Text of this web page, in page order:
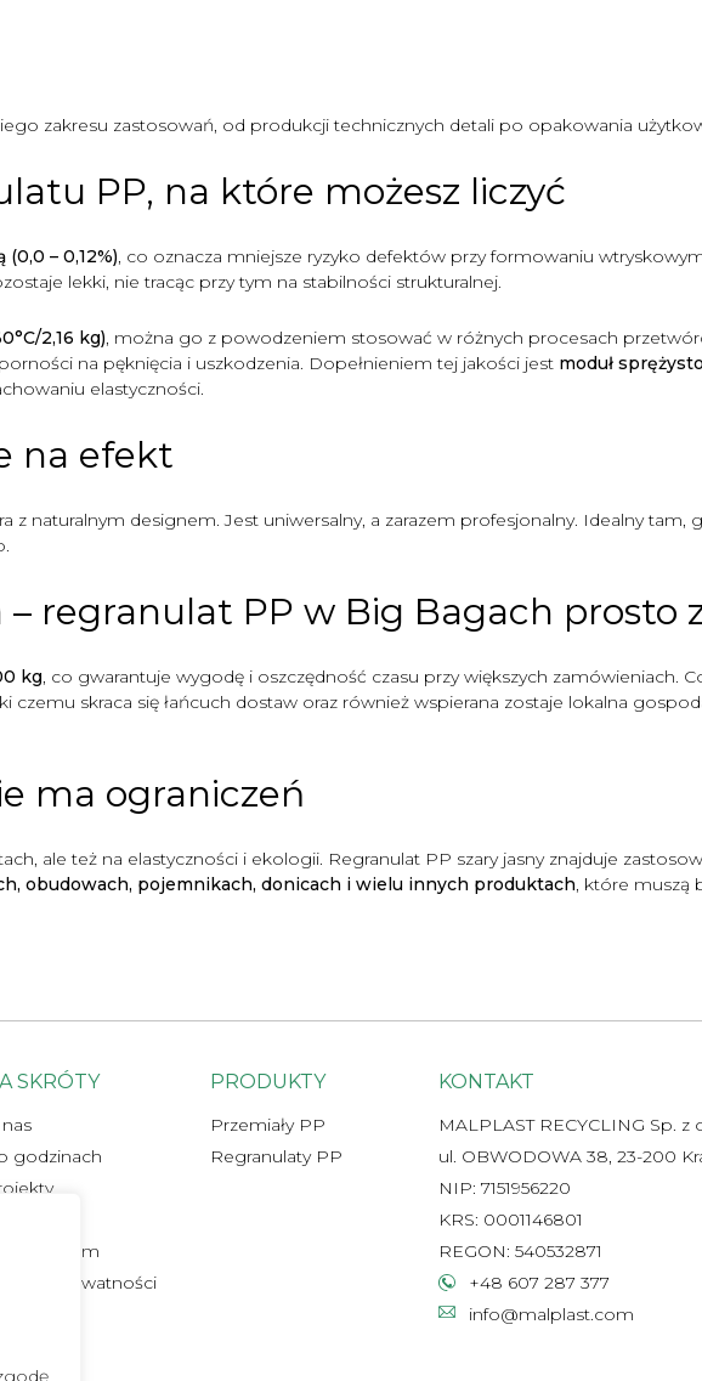
zakresu zastosowań, od produkcji technicznych detali po opakowania
PP, na które możesz liczyć
– 0,12%), co oznacza mniejsze ryzyko defektów przy formowaniu
lekki, nie tracąc przy tym na stabilności strukturalnej.
2,16 kg), można go z powodzeniem stosować w różnych procesach
na pęknięcia i uszkodzenia. Dopełnieniem tej jakości jest moduł
elastyczności.
na efekt
z naturalnym designem. Jest uniwersalny, a zarazem profesjonalny. Idealny tam,
– regranulat PP w Big Bagach prosto
kg, co gwarantuje wygodę i oszczędność czasu przy większych zamówieniach.
czemu skraca się łańcuch dostaw oraz również wspierana zostaje lokalna
ma ograniczeń
ale też na elastyczności i ekologii. Regranulat PP szary jasny znajduje
obudowach, pojemnikach, donicach i wielu innych produktach, które muszą
SKRÓTY
godzinach
prywatności
PRODUKTY
Przemiały PP
Regranulaty PP
KONTAKT
MALPLAST RECYCLING Sp. z
ul. OBWODOWA 38, 23-200
NIP: 7151956220
KRS: 0001146801
REGON: 540532871
+48 607 287 377
info@malplast.com